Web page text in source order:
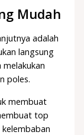
Mudah
adalah
langsung
poles.
membuat
top